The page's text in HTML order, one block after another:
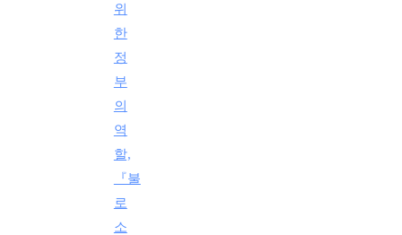
위
한
정
부
의
역
할,
『불
로
소